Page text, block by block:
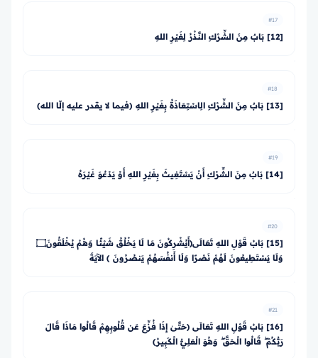
#17
[12] بَابٌ مِنَ الشِّرْكِ النَّذْرُ لِغَيْرِ اللهِ
#18
[13] بَابٌ مِنَ الشِّرْكِ الِاسْتِعَاذَةُ بِغَيْرِ اللهِ (فيما لا يقدر عليه إلّا الله)
#19
[14] بَابٌ مِنَ الشِّرْكِ أَنْ يَسْتَغِيثَ بِغَيْرِ اللهِ أَوْ يَدْعُوَ غَيْرَهُ
#20
[15] بَابُ قَوْلِ اللهِ تَعَالَى﴿أَيُشْرِكُونَ مَا لَا يَخْلُقُ شَيْئًا وَهُمْ يُخْلَقُونَ۝
وَلَا يَسْتَطِيعُونَ لَهُمْ نَصْرًا وَلَا أَنفُسَهُمْ يَنصُرُونَ ﴾ الآيَةَ
#21
[16] بَابُ قَوْلِ اللهِ تَعَالَى ﴿حَتَّىٰ إِذَا فُزِّعَ عَن قُلُوبِهِمْ قَالُوا مَاذَا قَالَ
رَبُّكُمْ ۖ قَالُوا الْحَقَّ ۖ وَهُوَ الْعَلِيُّ الْكَبِيرُ﴾